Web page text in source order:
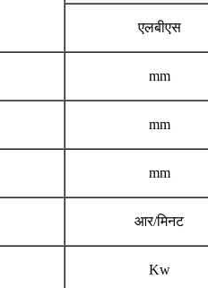
एलबीएस
mm
mm
mm
आर/मिनट
Kw